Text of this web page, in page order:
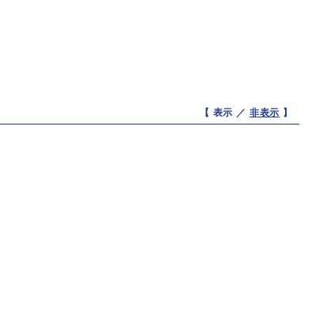
【 表示 ／ 非表示 】